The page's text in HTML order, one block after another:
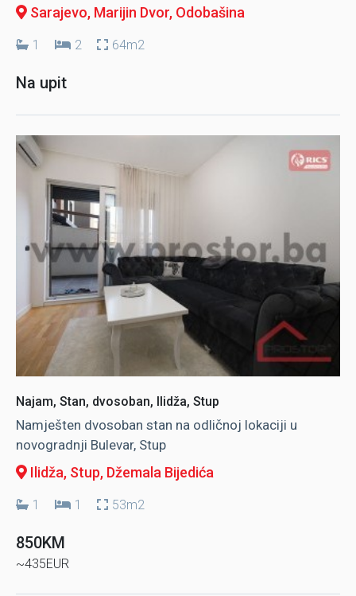
Sarajevo, Marijin Dvor, Odobašina
1 2 64m2
Na upit
Najam, Stan, dvosoban, Ilidža, Stup
Namješten dvosoban stan na odličnoj lokaciji u
novogradnji Bulevar, Stup
Ilidža, Stup, Džemala Bijedića
1 1 53m2
850KM
~435EUR